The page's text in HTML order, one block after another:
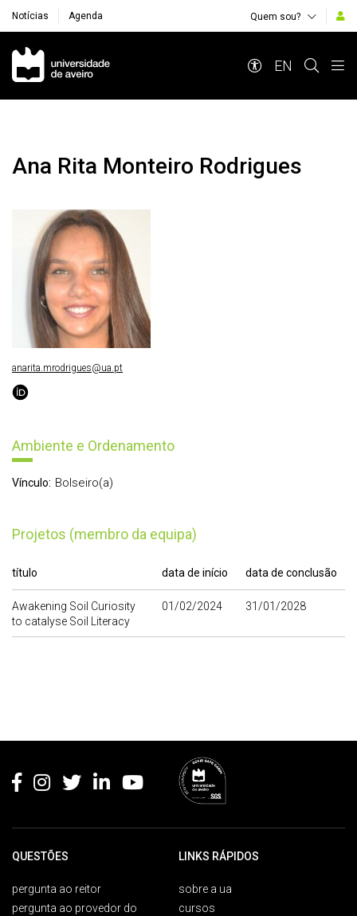
Notícias Agenda Quem sou?
Navegação Principal
EN
Ana Rita Monteiro Rodrigues
Ambiente e Ordenamento
Vínculo: Bolseiro(a)
Projetos (membro da equipa)
título data de início data de conclusão
Awakening Soil Curiosity
to catalyse Soil Literacy
01/02/2024 31/01/2028
anarita.mrodrigues@ua.pt
QUESTÕES
pergunta ao reitor
pergunta ao provedor do
LINKS RÁPIDOS
sobre a ua
cursos